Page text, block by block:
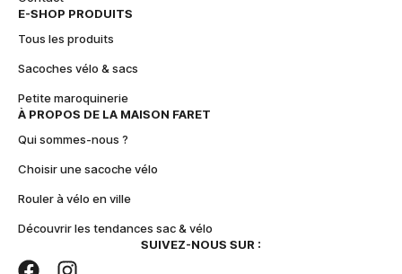
E-SHOP PRODUITS
Tous les produits
Sacoches vélo & sacs
Petite maroquinerie
À PROPOS DE LA MAISON FARET
Qui sommes-nous ?
Choisir une sacoche vélo
Rouler à vélo en ville
Découvrir les tendances sac & vélo
SUIVEZ-NOUS SUR :